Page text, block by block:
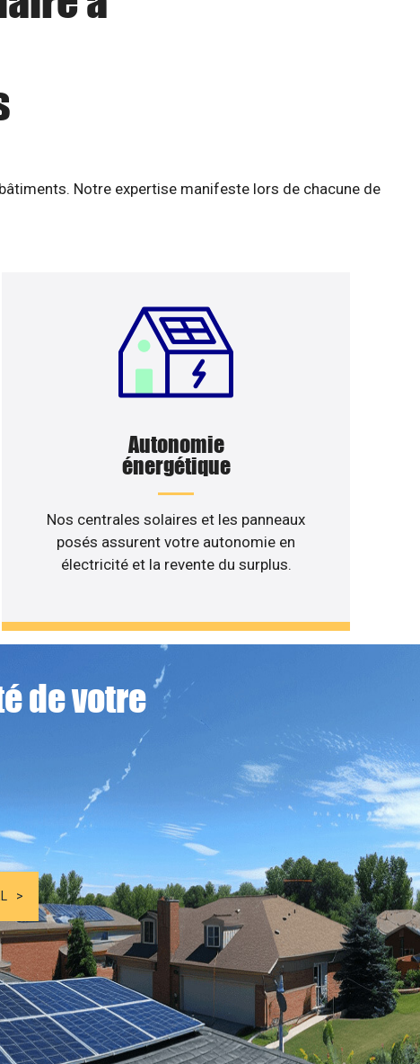
Notre expertise manifeste lors de chacune de
Autonomie
énergétique
Nos centrales solaires et les panneaux
posés assurent votre autonomie en
électricité et la revente du surplus.
de votre